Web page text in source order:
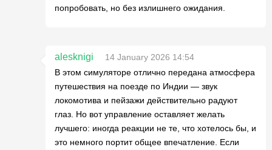
попробовать, но без излишнего ожидания.
alesknigi
14 January 2026 14:54
В этом симуляторе отлично передана атмосфера
путешествия на поезде по Индии — звук
локомотива и пейзажи действительно радуют
глаз. Но вот управление оставляет желать
лучшего: иногда реакции не те, что хотелось бы, и
это немного портит общее впечатление. Если